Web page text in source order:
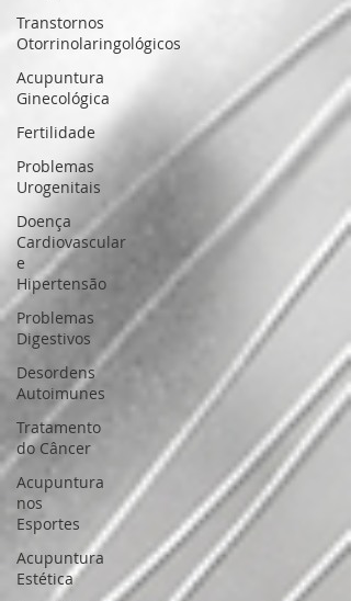
Transtornos
Otorrinolaringológicos
Acupuntura
Ginecológica
Fertilidade
Problemas
Urogenitais
Doença
Cardiovascular
e
Hipertensão
Problemas
Digestivos
Desordens
Autoimunes
Tratamento
do Câncer
Acupuntura
nos
Esportes
Acupuntura
Estética